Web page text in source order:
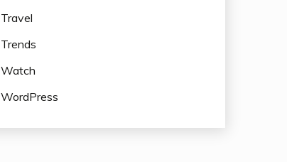
Travel
Trends
Watch
WordPress